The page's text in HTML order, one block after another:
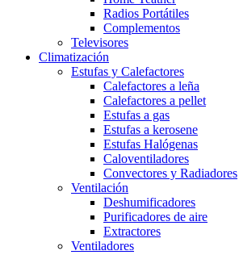
Radios Portátiles
Complementos
Televisores
Climatización
Estufas y Calefactores
Calefactores a leña
Calefactores a pellet
Estufas a gas
Estufas a kerosene
Estufas Halógenas
Caloventiladores
Convectores y Radiadores
Ventilación
Deshumificadores
Purificadores de aire
Extractores
Ventiladores